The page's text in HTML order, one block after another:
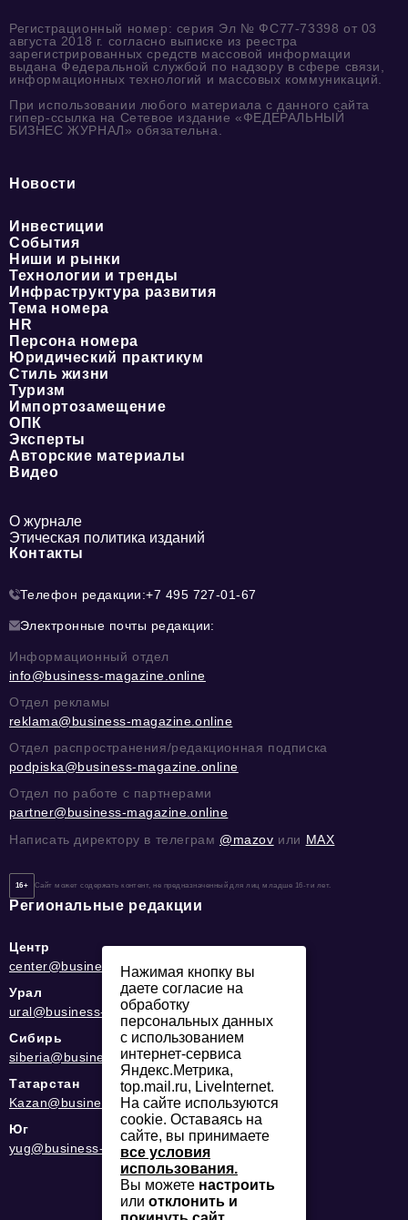
Регистрационный номер: серия Эл № ФС77-73398 от 03
августа 2018 г. согласно выписке из реестра
зарегистрированных средств массовой информации
выдана Федеральной службой по надзору в сфере связи,
информационных технологий и массовых коммуникаций.
При использовании любого материала с данного сайта
гипер-ссылка на Сетевое издание «ФЕДЕРАЛЬНЫЙ
БИЗНЕС ЖУРНАЛ» обязательна.
Новости
Инвестиции
События
Ниши и рынки
Технологии и тренды
Инфраструктура развития
Тема номера
HR
Персона номера
Юридический практикум
Стиль жизни
Туризм
Импортозамещение
ОПК
Эксперты
Авторские материалы
Видео
О журнале
Этическая политика изданий
Контакты
Телефон редакции:+7 495 727-01-67
Электронные почты редакции:
Информационный отдел
info@business-magazine.online
Отдел рекламы
reklama@business-magazine.online
Отдел распространения/редакционная подписка
podpiska@business-magazine.online
Отдел по работе с партнерами
partner@business-magazine.online
Написать директору в телеграм @mazov или MAX
16+ Сайт может содержать контент, не предназначенный для лиц младше 16-ти лет.
Региональные редакции
Центр
center@business-magazine.online
Урал
ural@business-magazine.online
Сибирь
siberia@business-magazine.online
Татарстан
Kazan@business-magazine.online
Юг
yug@business-magazine.online
Нажимая кнопку вы
даете согласие на
обработку
персональных данных
с использованием
интернет-сервиса
Яндекс.Метрика,
top.mail.ru, LiveInternet.
На сайте используются
cookie. Оставаясь на
сайте, вы принимаете
все условия
использования.
Вы можете настроить
или отклонить и